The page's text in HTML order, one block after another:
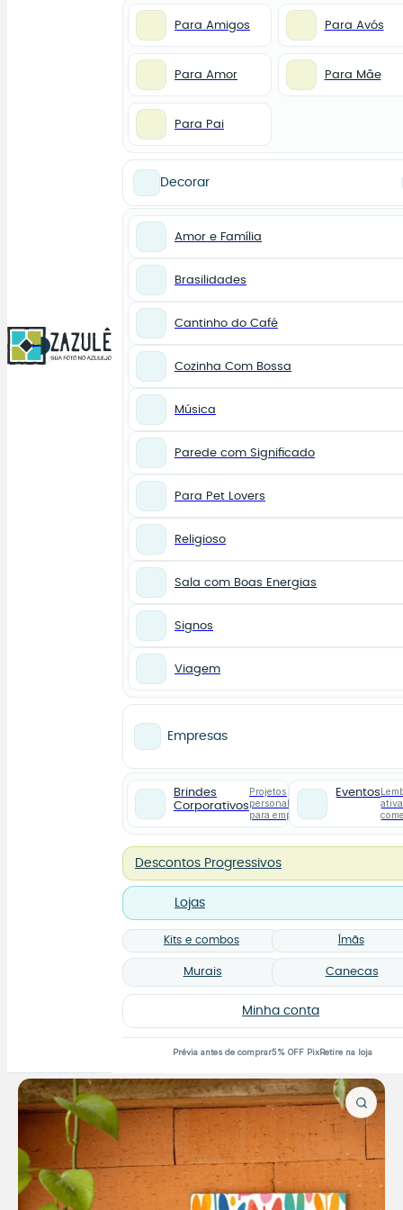
0
Para Amigos Para Avós
Para Amor Para Mãe
Para Pai
Decorar
Amor e Família
Brasilidades
Cantinho do Café
Cozinha Com Bossa
Música
Parede com Significado
Para Pet Lovers
Religioso
Sala com Boas Energias
Signos
Viagem
Empresas
Brindes
Corporativos
Projetos
personalizados
para empresas
Eventos
Descontos Progressivos
Lojas
Kits e combos Ímãs
Murais Canecas
Minha conta
Prévia antes de comprar5% OFF PixRetire na loja